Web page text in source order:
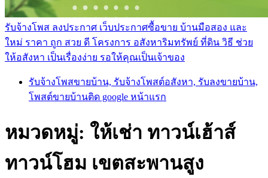
รับจ้างโพส ลงประกาศ เว็บประกาศซื้อขาย บ้านมือสอง และ
ใหม่ ราคา ถูก สวย ดี โครงการ อสังหาริมทรัพย์ ที่ดิน วิธี ช่วย
ให้อสังหา เป็นเรื่องง่าย รอให้คุณเป็นเจ้าของ
รับจ้างโพสขายบ้าน, รับจ้างโพสต์อสังหา, รับลงขายบ้าน,
โพสต์ขายบ้านติด google หน้าแรก
หมวดหมู่: ให้เช่า ทาวน์เฮ้าส์
ทาวน์โฮม เขตสะพานสูง